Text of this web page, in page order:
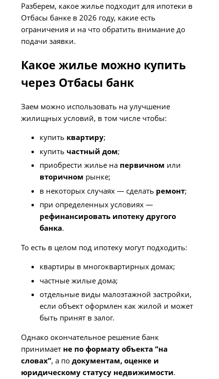
Разберем, какое жилье подходит для ипотеки в
Отбасы банке в 2026 году, какие есть
ограничения и на что обратить внимание до
подачи заявки.
Какое жилье можно купить
через Отбасы банк
Заем можно использовать на улучшение
жилищных условий, в том числе чтобы:
купить квартиру;
купить частный дом;
приобрести жилье на первичном или
вторичном рынке;
в некоторых случаях — сделать ремонт;
при определенных условиях —
рефинансировать ипотеку другого
банка.
То есть в целом под ипотеку могут подходить:
квартиры в многоквартирных домах;
частные жилые дома;
отдельные виды малоэтажной застройки,
если объект оформлен как жилой и может
быть принят в залог.
Однако окончательное решение банк
принимает не по формату объекта “на
словах”, а по документам, оценке и
юридическому статусу недвижимости.